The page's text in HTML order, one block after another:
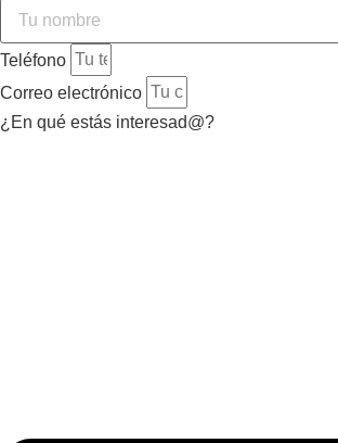
Teléfono
Correo electrónico
¿En qué estás interesad@?